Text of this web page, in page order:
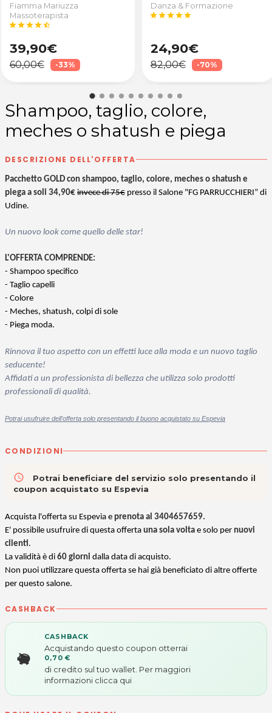
Fiamma Mariuzza
Massoterapista
starstarstarstarstar_half
39,90€
60,00€ -33%
Danza & Formazione
starstarstarstarstar
24,90€
82,00€ -70%
Shampoo, taglio, colore,
meches o shatush e piega
DESCRIZIONE DELL'OFFERTA
Pacchetto GOLD con shampoo, taglio, colore, meches o shatush e
piega a soli 34,90€ invece di 75€ presso il Salone "FG PARRUCCHIERI” di
Udine.
Un nuovo look come quello delle star!
L'OFFERTA COMPRENDE:
- Shampoo specifico
- Taglio capelli
- Colore
- Meches, shatush, colpi di sole
- Piega moda.
Rinnova il tuo aspetto con un effetti luce alla moda e un nuovo taglio
seducente!
Affidati a un professionista di bellezza che utilizza solo prodotti
professionali di qualità.
Potrai usufruire dell'offerta solo presentando il buono acquistato su Espevia
CONDIZIONI
access_time
Potrai beneficiare del servizio solo presentando il
coupon acquistato su Espevia
Acquista l'offerta su Espevia e prenota al 3404657659.
E' possibile usufruire di questa offerta una sola volta e solo per nuovi
clienti.
La validità è di 60 giorni dalla data di acquisto.
Non puoi utilizzare questa offerta se hai già beneficiato di altre offerte
per questo salone.
CASHBACK
CASHBACK
Acquistando questo coupon otterrai
0,70 €
di credito sul tuo wallet. Per maggiori
informazioni clicca qui